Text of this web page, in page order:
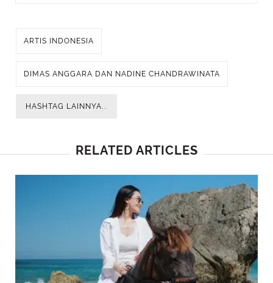
ARTIS INDONESIA
DIMAS ANGGARA DAN NADINE CHANDRAWINATA
HASHTAG LAINNYA...
RELATED ARTICLES